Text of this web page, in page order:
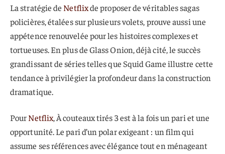
La stratégie de Netflixde proposer de véritables sagas
policières, étalées sur plusieurs volets, prouve aussi une
appétence renouvelée pour les histoires complexes et
tortueuses. En plus de Glass Onion, déjà cité, le succès
grandissant de séries telles que Squid Game illustre cette
tendance à privilégier la profondeur dans la construction
dramatique.
PourNetflix, À couteaux tirés 3 est à la fois un pari et une
opportunité. Le pari d’un polar exigeant : un film qui
assume ses références avec élégance tout en ménageant